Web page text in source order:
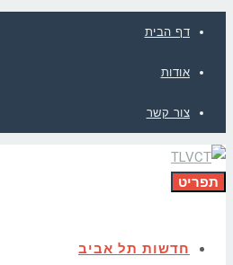
דף הבית
אודות
צור קשר
תפריט
חדשות תל אביב